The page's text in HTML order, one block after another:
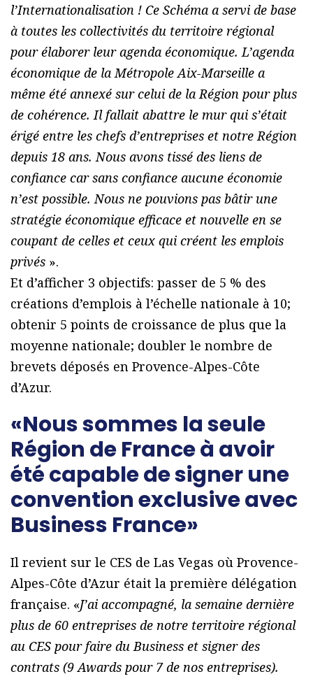
l’Internationalisation ! Ce Schéma a servi de base
à toutes les collectivités du territoire régional
pour élaborer leur agenda économique. L’agenda
économique de la Métropole Aix-Marseille a
même été annexé sur celui de la Région pour plus
de cohérence. Il fallait abattre le mur qui s’était
érigé entre les chefs d’entreprises et notre Région
depuis 18 ans. Nous avons tissé des liens de
confiance car sans confiance aucune économie
n’est possible. Nous ne pouvions pas bâtir une
stratégie économique efficace et nouvelle en se
coupant de celles et ceux qui créent les emplois
privés ».
Et d’afficher 3 objectifs: passer de 5 % des
créations d’emplois à l’échelle nationale à 10;
obtenir 5 points de croissance de plus que la
moyenne nationale; doubler le nombre de
brevets déposés en Provence-Alpes-Côte
d’Azur.
«Nous sommes la seule
Région de France à avoir
été capable de signer une
convention exclusive avec
Business France»
Il revient sur le CES de Las Vegas où Provence-
Alpes-Côte d’Azur était la première délégation
française. «J’ai accompagné, la semaine dernière
plus de 60 entreprises de notre territoire régional
au CES pour faire du Business et signer des
contrats (9 Awards pour 7 de nos entreprises).